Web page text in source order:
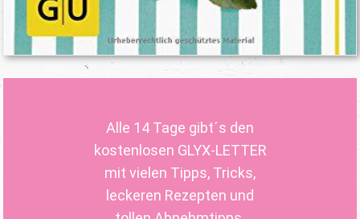
Alle 14 Tage gibt´s den
kostenlosen GLYX-LETTER
mit vielen Tipps, Tricks,
leckeren Rezepten und